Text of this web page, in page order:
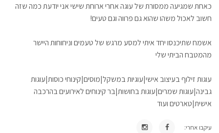
כאחת שמגיעה ממסורת של עוגה אחרי ארוחת שישי אני יודעת כמה שזה
חשוב לאכול משהו שהוא גם פרווה וגם טעים!
אשמח שתיכנסו יחד איתי למסע מרגש של טעמים וניחוחות היישר
מהמטבח הביתי שלי
עוגות זילוף בעיצוב אישי|עוגיות במשקל|מוסים|קינוחי כוסות|עוגות
גבינה|עוגות שמרים|עוגות בחושות|בר קינוחים לאירועים בהרכבה
אישית|טארטים ועוד
עיקבו אחרי: